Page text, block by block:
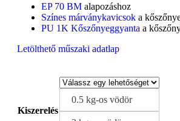
EP 70 BM alapozáshoz
Színes márványkavicsok a
PU 1K Kőszőnyeggyanta a
Letölthető műszaki adatlap
Kiszerelés
0.5 kg-os vödör